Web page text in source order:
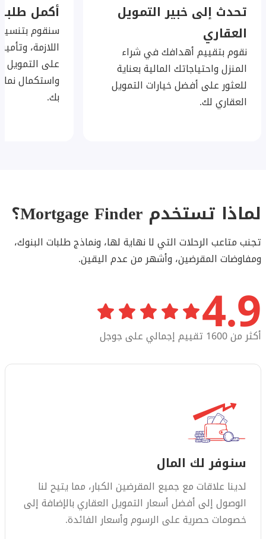
تحدث إلى خبير التمويل
العقاري
نقوم بتقييم أهدافك في شراء
المنزل واحتياجاتك المالية بعناية
للعثور على أفضل خيارات التمويل
العقاري لك.
أكمل
سنقوم
اللازمة،
على التمويل
واستكمال
بك.
لماذا تستخدم Mortgage Finder؟
تجنب متاعب الرحلات التي لا نهاية لها، ونماذج طلبات البنوك،
ومفاوضات المقرضين، وأشهر من عدم اليقين.
4.9
أكثر من 1600 تقييم إجمالي على جوجل
سنوفر لك المال
لدينا علاقات مع جميع المقرضين الكبار، مما يتيح لنا
الوصول إلى أفضل أسعار التمويل العقاري بالإضافة إلى
خصومات حصرية على الرسوم وأسعار الفائدة.